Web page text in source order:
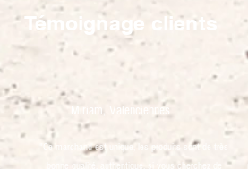
Témoignage clients
Miriam, Valenciennes
"Ce marchand est unique, les produits sont de très
bonne qualité, authentique, si vous cherchez de